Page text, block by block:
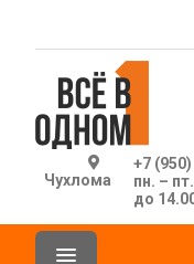
Чухлома
+7
пн. –
до